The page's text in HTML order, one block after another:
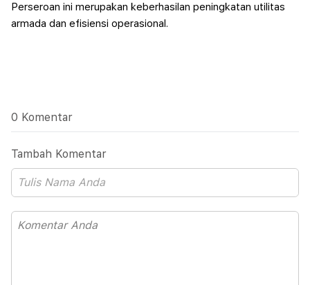
Perseroan ini merupakan keberhasilan peningkatan utilitas
armada dan efisiensi operasional.
0 Komentar
Tambah Komentar